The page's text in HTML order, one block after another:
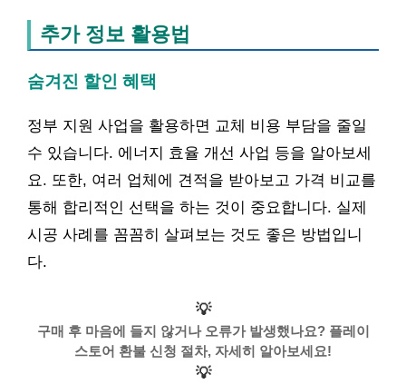
추가 정보 활용법
숨겨진 할인 혜택
정부 지원 사업을 활용하면 교체 비용 부담을 줄일
수 있습니다. 에너지 효율 개선 사업 등을 알아보세
요. 또한, 여러 업체에 견적을 받아보고 가격 비교를
통해 합리적인 선택을 하는 것이 중요합니다. 실제
시공 사례를 꼼꼼히 살펴보는 것도 좋은 방법입니
다.
💡
구매 후 마음에 들지 않거나 오류가 발생했나요? 플레이
스토어 환불 신청 절차, 자세히 알아보세요!
💡